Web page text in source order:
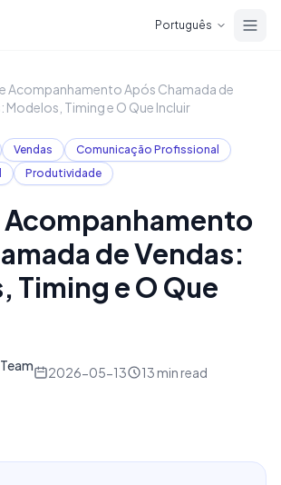
Português
Acompanhamento Após Chamada de
Modelos, Timing e O Que Incluir
Vendas
Comunicação Profissional
Produtividade
Acompanhamento
de Vendas:
Timing e O Que
2026-05-13 13 min read